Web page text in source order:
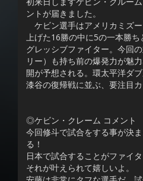
ントが届きました。
ケビン選手はアメリカミズ
上げた16勝の中に5の一本勝
グレッシブファイター。今回
リー）も持ち前の爆発力が魅
開が予想される。環太平洋ダ
漆谷の復帰戦に並ぶ、要注目カ
◎ケビン・クレーム コメント
今回修斗で試合をする事が決
る！
日本で試合することがファイ
それが叶えられて嬉しいよ。